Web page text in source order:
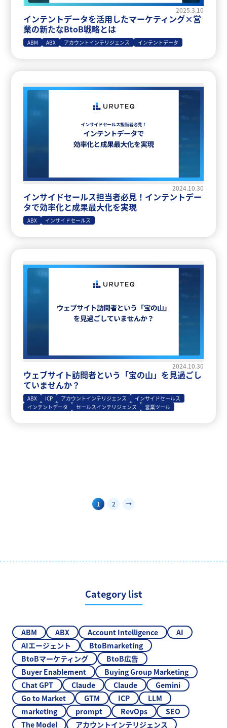
2025.3.10
インテントデータを活用したマーケティング×営
業の新たなBtoB戦略とは
ABM ABX アカウントインテリジェンス インテントデータ
2024.10.30
インサイドセールス担当者必見！インテントデー
タで効率化と成果最大化を実現
ABX インサイドセールス
2024.10.30
ウェブサイト訪問者という「宝の山」を見過ごし
ていませんか？
ABX ICP アカウントインテリジェンス
インサイドセールス
インテントデータ
セールスインテリジェンス 営業ツール
1 2 →
Category list
ABM ABX Account Intelligence
AI
AIエージェント
BtoBmarketing
BtoBマーケティング
BtoB広告
Buyer Enablement
Buying Group Marketing
Chat GPT
Claude Claude
Gemini
Go to Market
GTM ICP
LLM
marketing
prompt RevOps
SEO
The Model
アカウントインテリジェンス